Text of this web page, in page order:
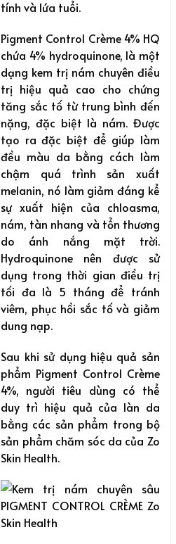
tính và lứa tuổi.
Pigment Control Crème 4% HQ
chứa 4% hydroquinone, là một
dạng kem trị nám chuyên điều
trị hiệu quả cao cho chứng
tăng sắc tố từ trung bình đến
nặng, đặc biệt là nám. Được
tạo ra đặc biệt để giúp làm
đều màu da bằng cách làm
chậm quá trình sản xuất
melanin, nó làm giảm đáng kể
sự xuất hiện của chloasma,
nám, tàn nhang và tổn thương
do ánh nắng mặt trời.
Hydroquinone nên được sử
dụng trong thời gian điều trị
tối đa là 5 tháng để tránh
viêm, phục hồi sắc tố và giảm
dung nạp.
Sau khi sử dụng hiệu quả sản
phẩm Pigment Control Crème
4%, người tiêu dùng có thể
duy trì hiệu quả của làn da
bằng các sản phẩm trong bộ
sản phẩm chăm sóc da của Zo
Skin Health.